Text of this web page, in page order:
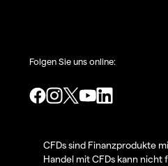
Folgen Sie uns online:
CFDs sind Finanzprodukte
Handel mit CFDs kann nicht